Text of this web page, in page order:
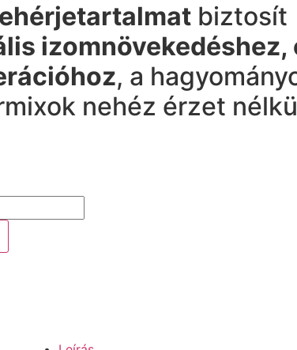
biztosít
izomnövekedéshez,
, a
nehéz érzet